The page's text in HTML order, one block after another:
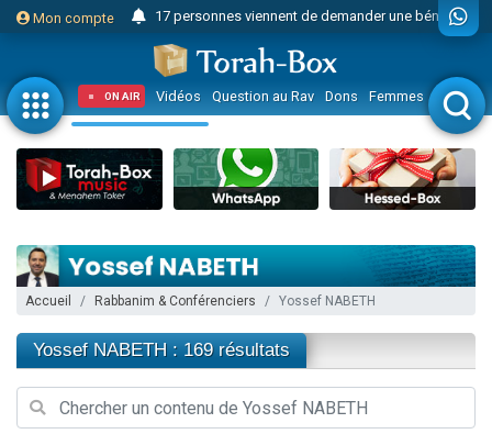
Mon compte
Il reste 49 places pour étudier en groupe sur Zoom
23 personnes viennent de faire un don pour Diane, 80 ans, dans un appartement insalubre
Eva vient de donner son Maasser
4 personnes viennent de nous rejoindre sur WhatsApp
3 personnes viennent de nous rejoindre sur WhatsApp
Odaya vient de donner son Maasser
3 personnes viennent de faire un don pour 5 jours de vacances aux Orphelins
2 personnes viennent de nous rejoindre sur WhatsApp
Il reste 49 places pour étudier en groupe sur Zoom
12 nouvelles musiques dans Torah-Box Music
ON AIR Vidéos Question au Rav Dons Femmes Enfants
Accueil Rabbanim & Conférenciers Yossef NABETH
Yossef NABETH : 169 résultats